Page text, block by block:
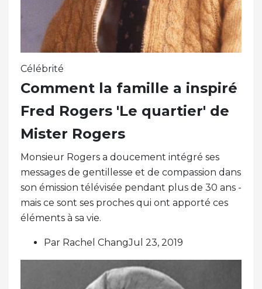
Célébrité
Comment la famille a inspiré
Fred Rogers 'Le quartier' de
Mister Rogers
Monsieur Rogers a doucement intégré ses
messages de gentillesse et de compassion dans
son émission télévisée pendant plus de 30 ans -
mais ce sont ses proches qui ont apporté ces
éléments à sa vie.
Par Rachel ChangJul 23, 2019